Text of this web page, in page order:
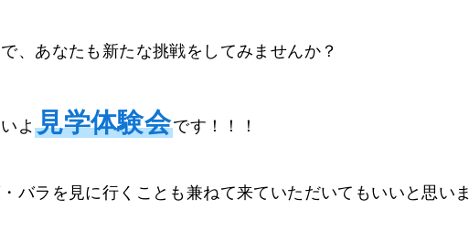
、あなたも新たな挑戦をしてみませんか？
よ見学体験会です！！！
バラを見に行くことも兼ねて来ていただいてもいいと思いま